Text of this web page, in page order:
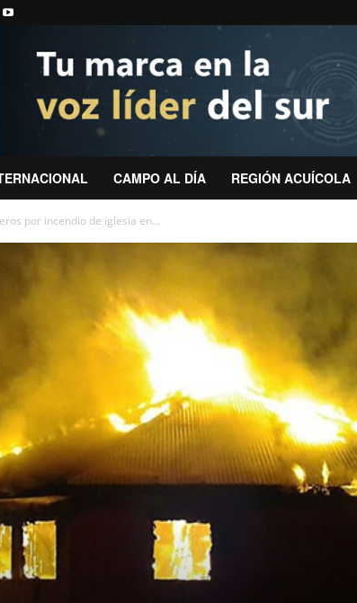
CAMPO AL DÍA REGIÓN ACUÍCOLA
por incendio de iglesia en...